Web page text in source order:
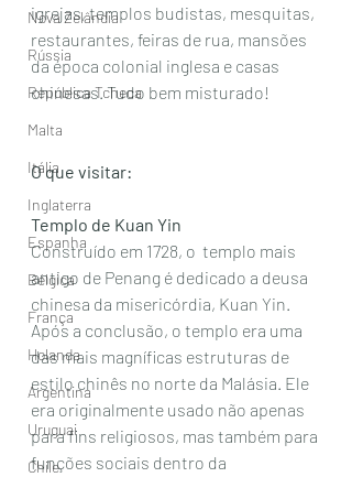
Nova Zelândia
Rússia
República Tcheca
Malta
Itália
Inglaterra
Espanha
Bélgica
França
Holanda
Argentina
Uruguai
Chile
igrejas, templos budistas, mesquitas,
restaurantes, feiras de rua, mansões
da época colonial inglesa e casas
chinesas. Tudo bem misturado!
O que visitar:
Templo de Kuan Yin
Construído em 1728, o  templo mais
antigo de Penang é dedicado a deusa
chinesa da misericórdia, Kuan Yin.
Após a conclusão, o templo era uma
das mais magníficas estruturas de
estilo chinês no norte da Malásia. Ele
era originalmente usado não apenas
para fins religiosos, mas também para
funções sociais dentro da